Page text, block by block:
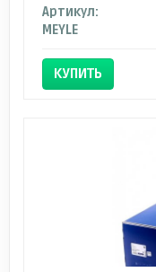
Артикул:
MEYLE
КУПИТЬ